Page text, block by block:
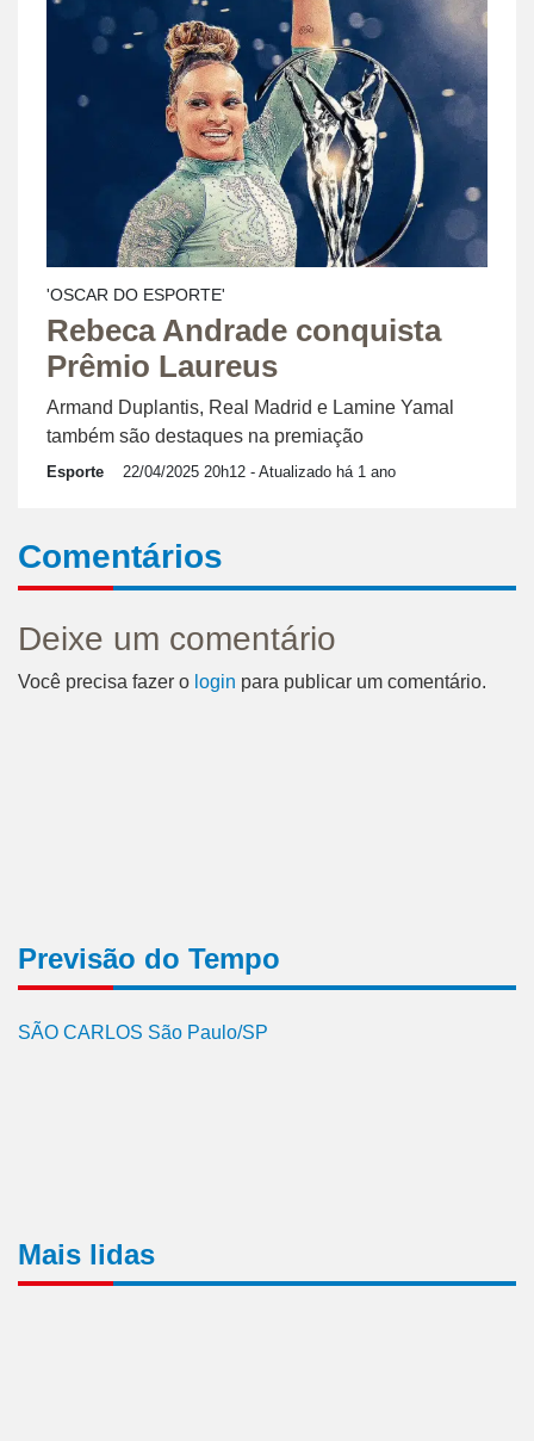
'OSCAR DO ESPORTE'
Rebeca Andrade conquista
Prêmio Laureus
Armand Duplantis, Real Madrid e Lamine Yamal
também são destaques na premiação
Esporte 22/04/2025 20h12 - Atualizado há 1 ano
Comentários
Deixe um comentário
Você precisa fazer o login para publicar um comentário.
Previsão do Tempo
SÃO CARLOS São Paulo/SP
Mais lidas